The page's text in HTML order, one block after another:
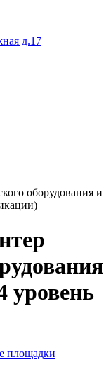
д.17
оборудования и
уровень
площадки